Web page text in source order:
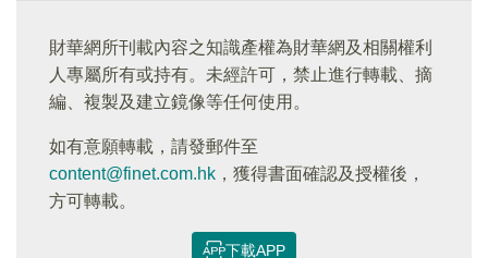
財華網所刊載內容之知識產權為財華網及相關權利
人專屬所有或持有。未經許可，禁止進行轉載、摘
編、複製及建立鏡像等任何使用。
如有意願轉載，請發郵件至
content@finet.com.hk ，獲得書面確認及授權後，
方可轉載。
下載APP